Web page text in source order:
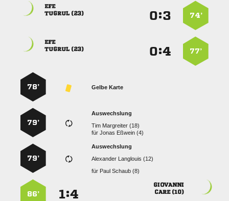
74’
:

 
77’
:

 
Gelbe Karte
78’
Auswechslung
  
für  
79’
Auswechslung
  
für   
79’

 
:
86’